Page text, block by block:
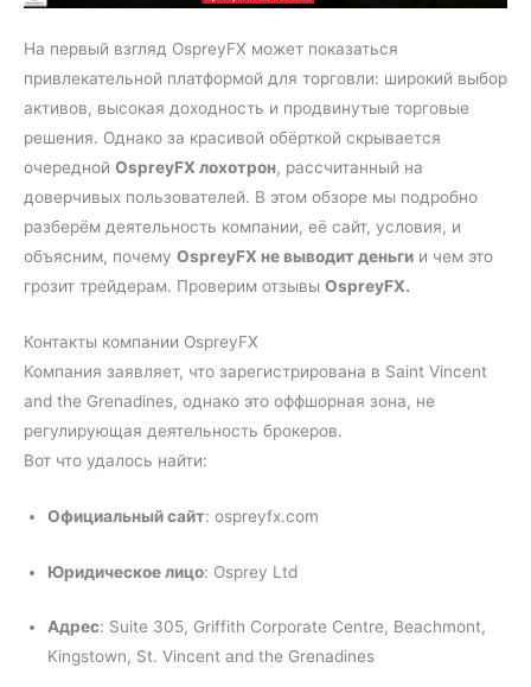
На первый взгляд OspreyFX может показаться
привлекательной платформой для торговли: широкий выбор
активов, высокая доходность и продвинутые торговые
решения. Однако за красивой обёрткой скрывается
очередной OspreyFX лохотрон, рассчитанный на
доверчивых пользователей. В этом обзоре мы подробно
разберём деятельность компании, её сайт, условия, и
объясним, почему OspreyFX не выводит деньги и чем это
грозит трейдерам. Проверим отзывы OspreyFX.
Контакты компании OspreyFX
Компания заявляет, что зарегистрирована в Saint Vincent
and the Grenadines, однако это оффшорная зона, не
регулирующая деятельность брокеров.
Вот что удалось найти:
Официальный сайт: ospreyfx.com
Юридическое лицо: Osprey Ltd
Адрес: Suite 305, Griffith Corporate Centre, Beachmont,
Kingstown, St. Vincent and the Grenadines